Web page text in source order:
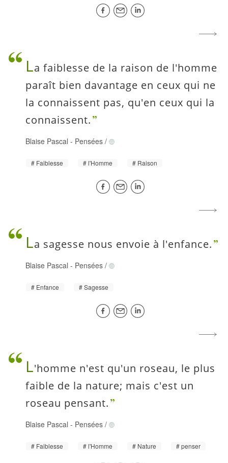
La faiblesse de la raison de l'homme
paraît bien davantage en ceux qui ne
la connaissent pas, qu'en ceux qui la
connaissent.
Blaise Pascal - Pensées /
Faiblesse l'Homme Raison
La sagesse nous envoie à l'enfance.
Blaise Pascal - Pensées /
Enfance Sagesse
L'homme n'est qu'un roseau, le plus
faible de la nature; mais c'est un
roseau pensant.
Blaise Pascal - Pensées /
Faiblesse l'Homme Nature penser